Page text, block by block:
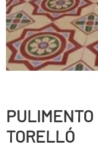
TORELLÓ